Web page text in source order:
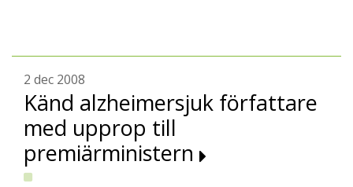
2 dec 2008
Känd alzheimersjuk författare
med upprop till
premiärministern